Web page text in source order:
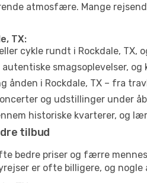
atmosfære. Mange
TX:
cykle rundt i Rockdale,
autentiske smagsoplevelser,
ånden i Rockdale, TX – fra
og udstillinger under
historiske kvarterer, og
tilbud
bedre priser og færre
er ofte billigere, og